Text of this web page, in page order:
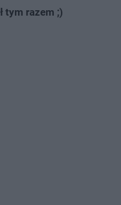
tym razem ;)